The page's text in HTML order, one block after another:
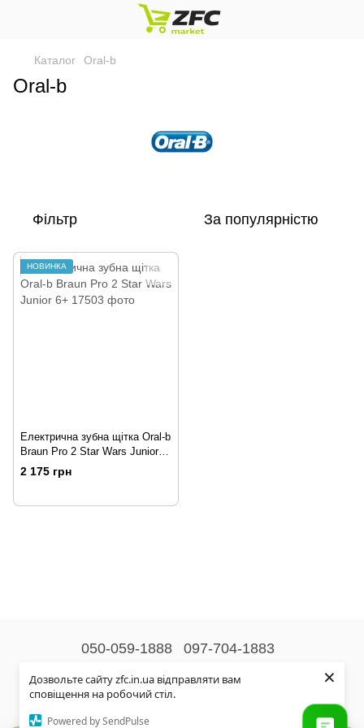
Дозвольте сайту zfc.in.ua відправляти вам
сповіщення на робочий стіл.
Powered by SendPulse
×
Каталог Oral-b
Oral-b
Фільтр За популярністю
НОВИНКА
Електрична зубна щітка Oral-b
Braun Pro 2 Star Wars Junior
6+
2 175 грн
050-059-1888 097-704-1883
Контактна інформація